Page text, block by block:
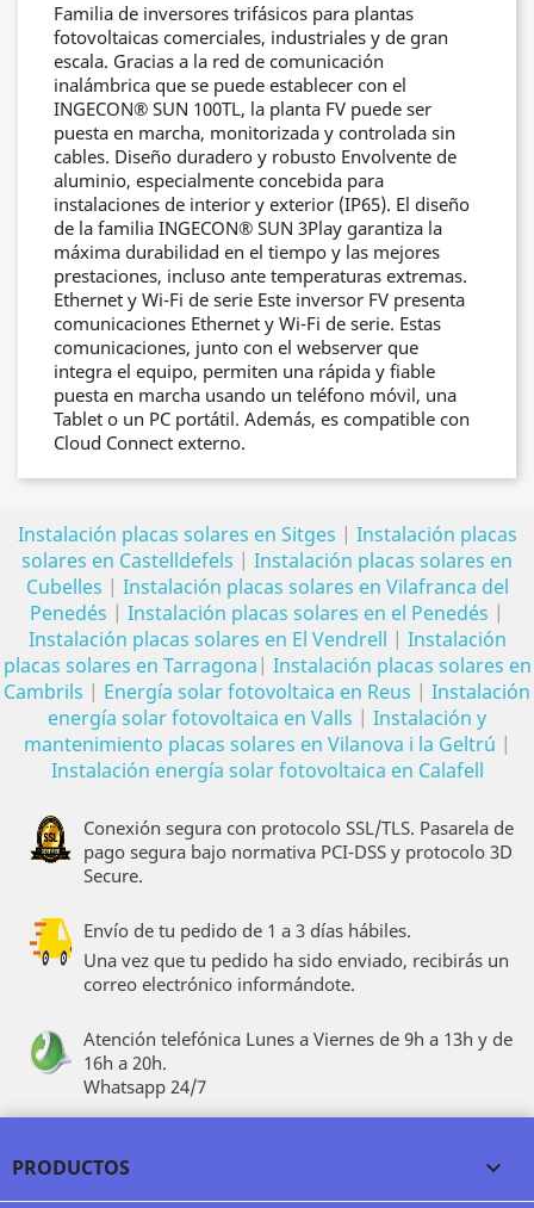
Familia de inversores trifásicos para plantas
fotovoltaicas comerciales, industriales y de gran
escala. Gracias a la red de comunicación
inalámbrica que se puede establecer con el
INGECON® SUN 100TL, la planta FV puede ser
puesta en marcha, monitorizada y controlada sin
cables. Diseño duradero y robusto Envolvente de
aluminio, especialmente concebida para
instalaciones de interior y exterior (IP65). El diseño
de la familia INGECON® SUN 3Play garantiza la
máxima durabilidad en el tiempo y las mejores
prestaciones, incluso ante temperaturas extremas.
Ethernet y Wi-Fi de serie Este inversor FV presenta
comunicaciones Ethernet y Wi-Fi de serie. Estas
comunicaciones, junto con el webserver que
integra el equipo, permiten una rápida y fiable
puesta en marcha usando un teléfono móvil, una
Tablet o un PC portátil. Además, es compatible con
Cloud Connect externo.
Instalación placas solares en Sitges | Instalación placas
solares en Castelldefels | Instalación placas solares en
Cubelles | Instalación placas solares en Vilafranca del
Penedés | Instalación placas solares en el Penedés |
Instalación placas solares en El Vendrell | Instalación
placas solares en Tarragona | Instalación placas solares en
Cambrils | Energía solar fotovoltaica en Reus | Instalación
energía solar fotovoltaica en Valls | Instalación y
mantenimiento placas solares en Vilanova i la Geltrú |
Instalación energía solar fotovoltaica en Calafell
Conexión segura con protocolo SSL/TLS. Pasarela de
pago segura bajo normativa PCI-DSS y protocolo 3D
Secure.
Envío de tu pedido de 1 a 3 días hábiles.
Una vez que tu pedido ha sido enviado, recibirás un
correo electrónico informándote.
Atención telefónica Lunes a Viernes de 9h a 13h y de
16h a 20h.
Whatsapp 24/7
PRODUCTOS 